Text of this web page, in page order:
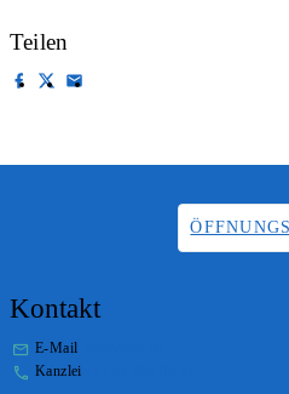
Teilen
Kontakt
E-Mail
Kanzlei